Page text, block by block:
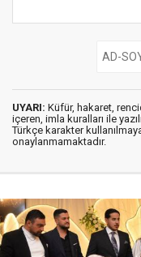
UYARI: Küfür, hakaret,
içeren, imla kuralları ile
Türkçe karakter
onaylanmamaktadır.